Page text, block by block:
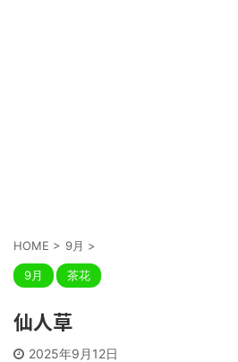
HOME > 9月 >
9月 茶花
仙人草
2025年9月12日